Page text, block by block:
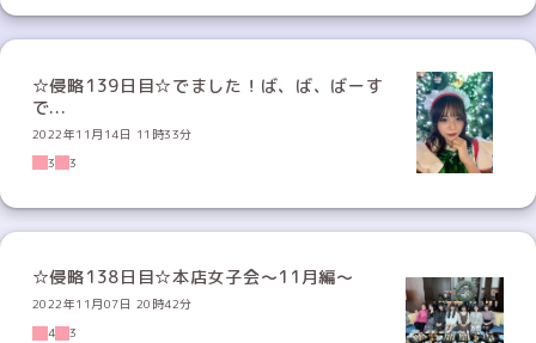
☆侵略139日目☆でました！ば、ば、ばーす
で...
2022年11月14日 11時33分
3
3
☆侵略138日目☆本店女子会〜11月編〜
2022年11月07日 20時42分
4
3